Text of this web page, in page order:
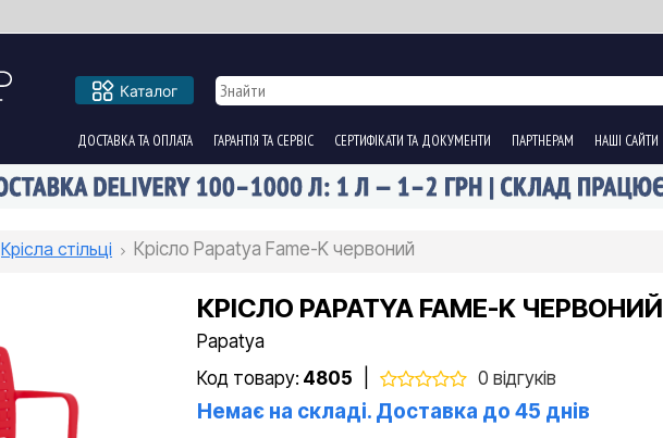
Каталог
ДОСТАВКА ТА ОПЛАТА ГАРАНТІЯ ТА СЕРВІС СЕРТИФІКАТИ ТА ДОКУМЕНТИ ПАРТНЕРАМ НАШІ САЙТИ
Крісла стільці Крісло Papatya Fame-K червоний
КРІСЛО PAPATYA FAME-K ЧЕРВОНИЙ
Papatya
Код товару: 4805 0 відгуків
Немає на складі. Доставка до 45 днів